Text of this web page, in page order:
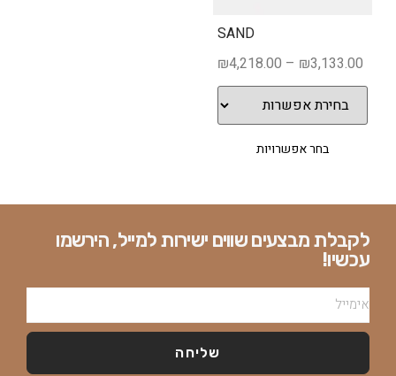
SAND
₪3,133.00
–
₪4,218.00
בחר אפשרויות
לקבלת מבצעים שווים ישירות למייל, הירשמו
עכשיו!
שליחה